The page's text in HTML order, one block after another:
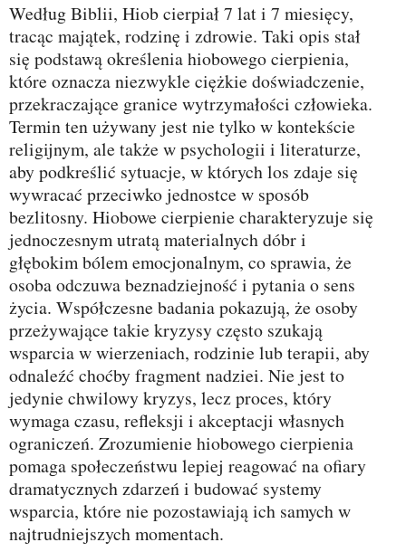
Według Biblii, Hiob cierpiał 7 lat i 7 miesięcy,
tracąc majątek, rodzinę i zdrowie. Taki opis stał
się podstawą określenia hiobowego cierpienia,
które oznacza niezwykle ciężkie doświadczenie,
przekraczające granice wytrzymałości człowieka.
Termin ten używany jest nie tylko w kontekście
religijnym, ale także w psychologii i literaturze,
aby podkreślić sytuacje, w których los zdaje się
wywracać przeciwko jednostce w sposób
bezlitosny. Hiobowe cierpienie charakteryzuje się
jednoczesnym utratą materialnych dóbr i
głębokim bólem emocjonalnym, co sprawia, że
osoba odczuwa beznadziejność i pytania o sens
życia. Współczesne badania pokazują, że osoby
przeżywające takie kryzysy często szukają
wsparcia w wierzeniach, rodzinie lub terapii, aby
odnaleźć choćby fragment nadziei. Nie jest to
jedynie chwilowy kryzys, lecz proces, który
wymaga czasu, refleksji i akceptacji własnych
ograniczeń. Zrozumienie hiobowego cierpienia
pomaga społeczeństwu lepiej reagować na ofiary
dramatycznych zdarzeń i budować systemy
wsparcia, które nie pozostawiają ich samych w
najtrudniejszych momentach.